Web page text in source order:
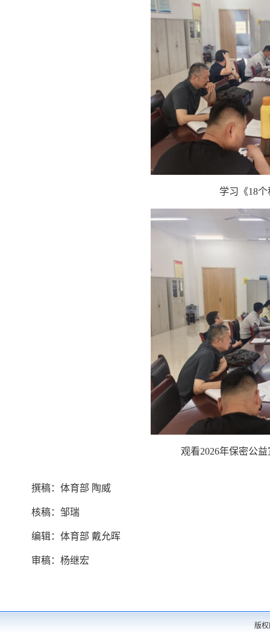
学习《18
观看2026年保密公
撰稿：体育部 陶威
核稿：邹瑞
编辑：体育部 戴允晖
审稿：杨继宏
版